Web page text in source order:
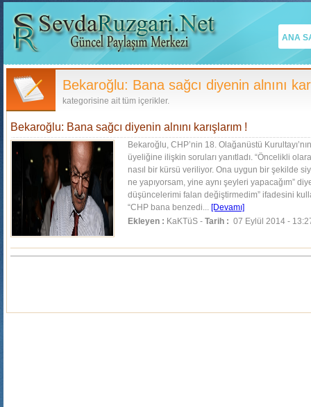
ANA
Bekaroğlu: Bana sağcı diyenin alnını
kategorisine ait tüm içerikler.
Bekaroğlu: Bana sağcı diyenin alnını karışlarım !
Bekaroğlu, CHP’nin 18. Olağanüstü
üyeliğine ilişkin soruları yanıtladı. “Öncelikli
nasıl bir kürsü veriliyor. Ona uygun bir şekilde
ne yapıyorsam, yine aynı şeyleri yapacağım”
düşüncelerimi falan değiştirmedim” ifadesini
“CHP bana benzedi... [Devamı]
Ekleyen : KaKTüS -Tarih : 07 Eylül 2014 -